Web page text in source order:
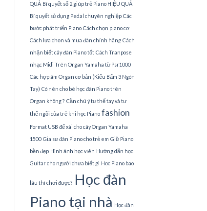
QUẢ Bí quyết số 2 giúp trẻ Piano HIỆU QUẢ
Bí quyết sử dụng Pedal chuyên nghiệp Các
bước phát triển Piano Cách chọn piano cơ
Cách lựa chọn và mua đàn chính hãng Cách
nhận biết cây đàn Piano tốt Cách Tranpose
nhạc Midi Trên Organ Yamaha từ Psr1000
Các hợp âm Organ cơ bản (Kiểu Bấm 3 Ngón
Tay) Có nên cho bé học đàn Piano trên
Organ không ? Cần chú ý tư thế tay và tư
thế ngồi của trẻ khi học Piano fashion
Format USB để xài cho cây Organ Yamaha
1500 Gia sư đàn Piano cho trẻ em Giữ Piano
bền đẹp Hình ảnh học viên Hướng dẫn học
Guitar cho người chưa biết gì Học Piano bao
lâu thì chơi được? Học đàn
Piano tại nhà Học đàn